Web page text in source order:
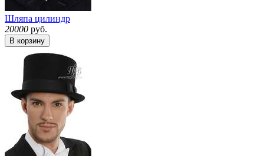
Шляпа цилиндр
20000 руб.
В корзину